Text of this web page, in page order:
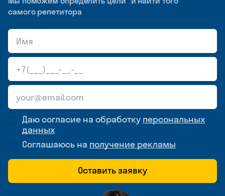
самого репетитора
Даю согласие на обработку персональных
данных
Соглашаюсь на получение рекламы
Оставить заявку